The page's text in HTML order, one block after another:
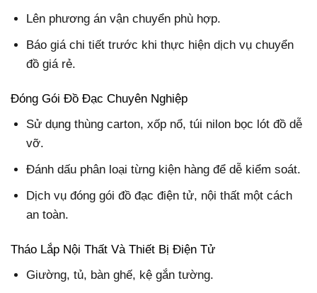
Lên phương án vận chuyển phù hợp.
Báo giá chi tiết trước khi thực hiện dịch vụ chuyển
đồ giá rẻ.
Đóng Gói Đồ Đạc Chuyên Nghiệp
Sử dụng thùng carton, xốp nổ, túi nilon bọc lót đồ dễ
vỡ.
Đánh dấu phân loại từng kiện hàng để dễ kiểm soát.
Dịch vụ đóng gói đồ đạc điện tử, nội thất một cách
an toàn.
Tháo Lắp Nội Thất Và Thiết Bị Điện Tử
Giường, tủ, bàn ghế, kệ gắn tường.